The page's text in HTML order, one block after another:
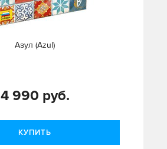
Азул (Azul)
4 990 руб.
КУПИТЬ